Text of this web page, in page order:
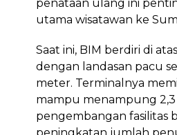
penataan ulang ini
utama wisatawan ke
Saat ini, BIM berdiri di
dengan landasan pacu
meter. Terminalnya
mampu menampung
pengembangan fasilitas